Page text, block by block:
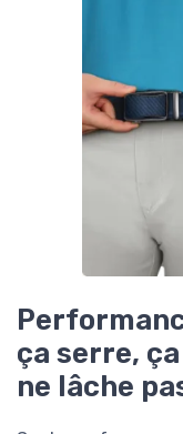
ça serre,
ne lâche